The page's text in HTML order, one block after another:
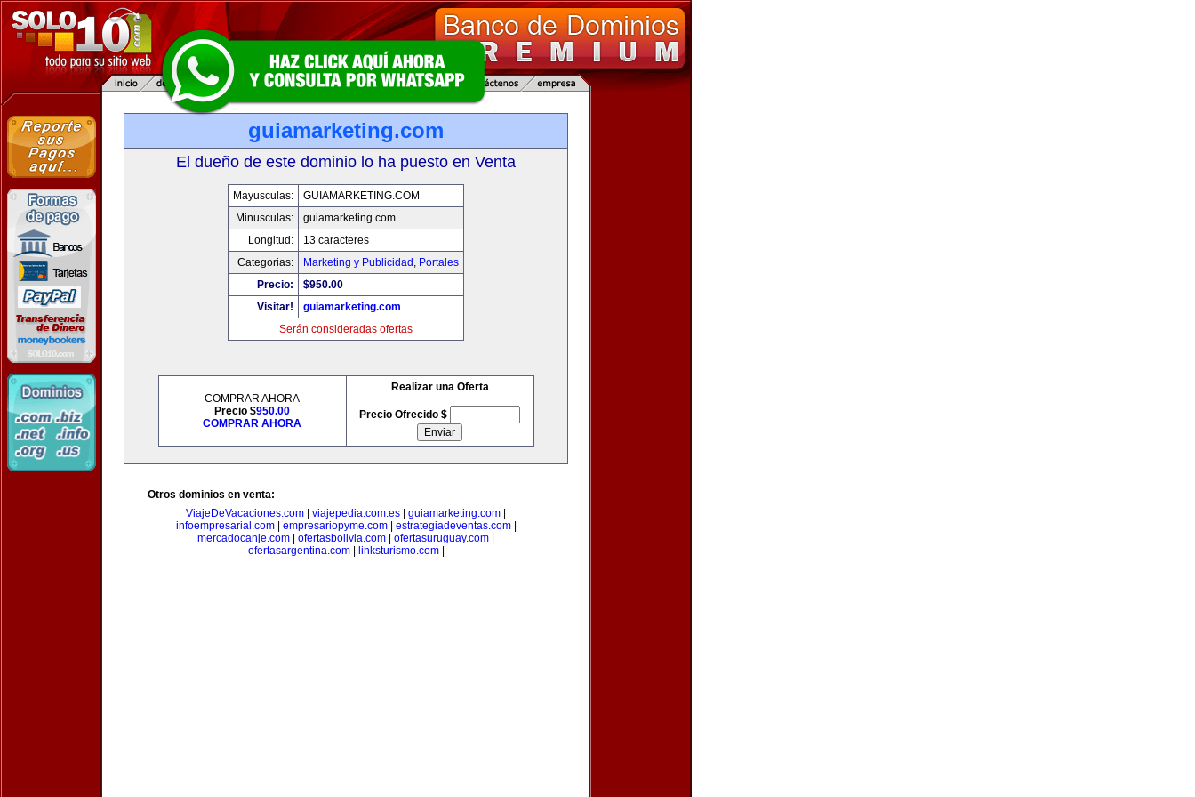
guiamarketing.com
El dueño de este dominio lo ha puesto en Venta
Mayusculas:
GUIAMARKETING.COM
Minusculas:
guiamarketing.com
Longitud:
13 caracteres
Categorias:
Marketing y Publicidad , Portales
Precio:
$950.00
Visitar!
guiamarketing.com
Serán consideradas ofertas
COMPRAR AHORA
Precio $950.00
COMPRAR AHORA
Realizar una Oferta
Precio Ofrecido $
Otros dominios en venta:
ViajeDeVacaciones.com
viajepedia.com.es guiamarketing.com
infoempresarial.com| empresariopyme.com| estrategiadeventas.com|
mercadocanje.com
ofertasbolivia.com ofertasuruguay.com
ofertasargentina.com| linksturismo.com|